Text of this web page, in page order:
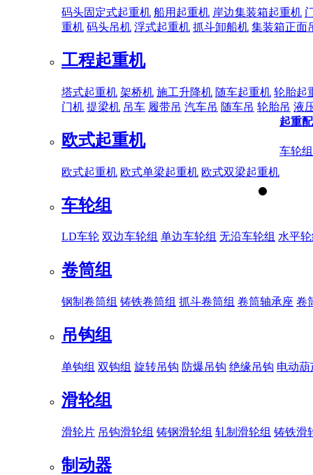
码头固定式起重机 船用起重机 岸边集装箱起重机
重机 码头吊机 浮式起重机 抓斗卸船机 集装箱正面
工程起重机
塔式起重机 架桥机 施工升降机 随车起重机 轮胎起
门机 提梁机 吊车 履带吊 汽车吊 随车吊 轮胎吊 液
欧式起重机
欧式起重机 欧式单梁起重机 欧式双梁起重机
起重
车轮组
车轮组
LD车轮 双边车轮组 单边车轮组 无沿车轮组 水平
卷筒组
钢制卷筒组 铸铁卷筒组 抓斗卷筒组 卷筒轴承座 卷
吊钩组
单钩组 双钩组 旋转吊钩 防爆吊钩 绝缘吊钩 电动
滑轮组
滑轮片 吊钩滑轮组 铸钢滑轮组 轧制滑轮组 铸铁滑
制动器